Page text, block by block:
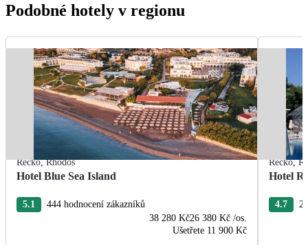
Podobné hotely v regionu
Řecko,Rhodos
Hotel Blue Sea Island
5.1
444 hodnocení zákazníků
38 280 Kč26 380 Kč /os.
Ušetřete 11 900 Kč
Řecko,
Hotel
4.7